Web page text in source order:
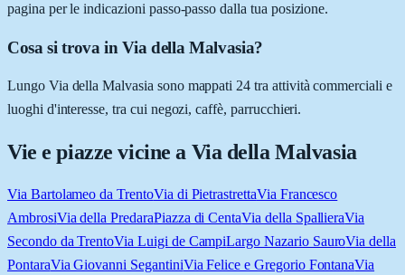
pagina per le indicazioni passo-passo dalla tua posizione.
Cosa si trova in Via della Malvasia?
Lungo Via della Malvasia sono mappati 24 tra attività commerciali e
luoghi d'interesse, tra cui negozi, caffè, parrucchieri.
Vie e piazze vicine a Via della Malvasia
Via Bartolameo da TrentoVia di PietrastrettaVia Francesco
AmbrosiVia della PredaraPiazza di CentaVia della SpallieraVia
Secondo da TrentoVia Luigi de CampiLargo Nazario SauroVia della
PontaraVia Giovanni SegantiniVia Felice e Gregorio FontanaVia